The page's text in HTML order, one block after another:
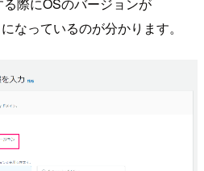
なっているのが分かります。